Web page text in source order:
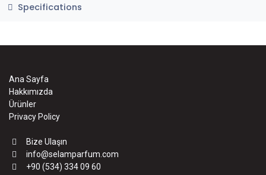
Specifications
Ana Sayfa
Hakkımızda
Ürünler
Privacy Policy
Bize Ulaşın
info@selamparfum.com
+90 (534) 334 09 60